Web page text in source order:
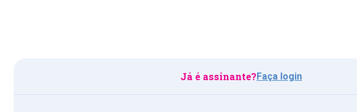
Já é assinante?Faça login